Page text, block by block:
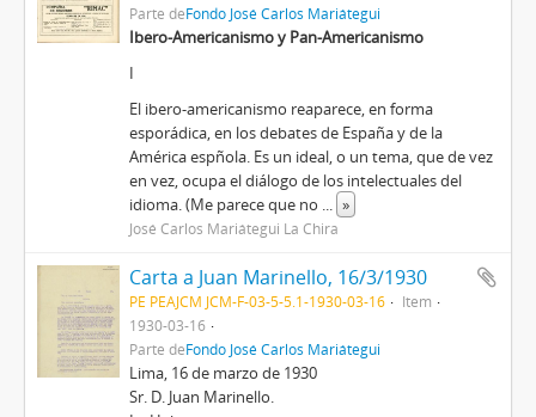
Parte deFondo José Carlos Mariátegui
Ibero-Americanismo y Pan-Americanismo
I
El ibero-americanismo reaparece, en forma
esporádica, en los debates de España y de la
América espñola. Es un ideal, o un tema, que de vez
en vez, ocupa el diálogo de los intelectuales del
idioma. (Me parece que no ... »
José Carlos Mariátegui La Chira
Carta a Juan Marinello, 16/3/1930
PE PEAJCM JCM-F-03-5-5.1-1930-03-16
Item
1930-03-16
Parte deFondo José Carlos Mariátegui
Lima, 16 de marzo de 1930
Sr. D. Juan Marinello.